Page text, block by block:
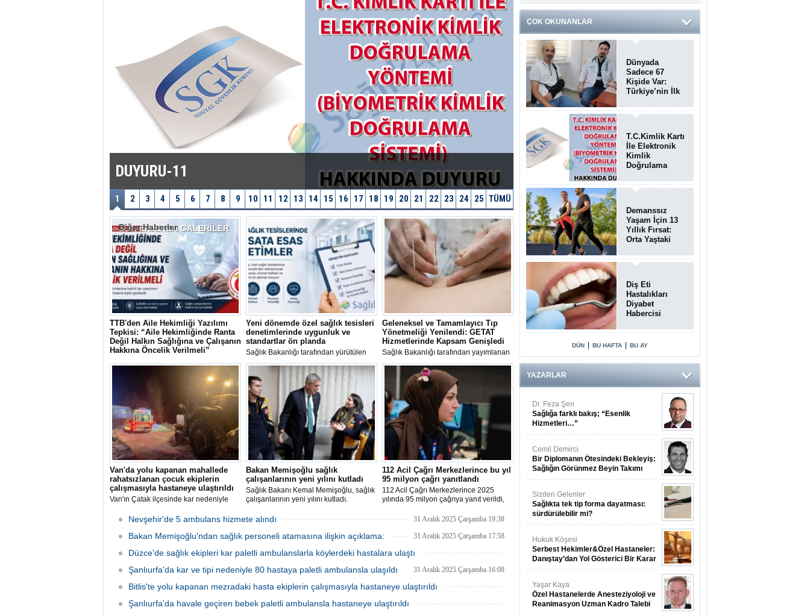
DUYURU-11
1 2 3 4 5 6 7 8 9 10 11 12 13 14 15 16 17 18 19 20 21 22 23 24 25 TÜMÜ
SON EKLENEN GALERİLER
Diğer Haberler
TTB'den Aile Hekimliği Yazılımı
Tepkisi: “Aile Hekimliğinde Ranta
Değil Halkın Sağlığına ve Çalışanın
Hakkına Öncelik Verilmeli”
Türk Tabipleri Birliği (TTB) Aile Hekimliği
Kolu, Sağlık Bakanlığı yöneticilerinin
kurduğu iddia edilen bir yazılım şirketi
üzerinden aile hekimlerine belirli bir
programın zorunlu tutulmasına tepki
gösterdi.
Yeni dönemde özel sağlık tesisleri
denetimlerinde uygunluk ve
standartlar ön planda
Sağlık Bakanlığı tarafından yürütülen
ruhsata esas denetimler, özel sağlık
tesislerinin mevzuata uygunluğunu,
hizmet kalitesini ve hasta güvenliğini
güvence altına almayı hedefliyor.
Geleneksel ve Tamamlayıcı Tıp
Yönetmeliği Yenilendi: GETAT
Hizmetlerinde Kapsam Genişledi
Sağlık Bakanlığı tarafından yayımlanan
yeni Geleneksel ve Tamamlayıcı Tıp
(GETAT) Yönetmeliği ile uygulama
alanları genişletildi, erişim kolaylaştırıldı
ve sağlık kuruluşlarına yeni yetkiler
verildi.
Van'da yolu kapanan mahallede
rahatsızlanan çocuk ekiplerin
çalışmasıyla hastaneye ulaştırıldı
Van'ın Çatak ilçesinde kar nedeniyle
3 yaşındaki çocuk, ekiplerin çalışmaları
sonucu hastaneye ulaştırıldı.
Bakan Memişoğlu sağlık
çalışanlarının yeni yılını kutladı
Sağlık Bakanı Kemal Memişoğlu, sağlık
çalışanlarının yeni yılını kutladı.
112 Acil Çağrı Merkezlerince bu yıl
95 milyon çağrı yanıtlandı
112 Acil Çağrı Merkezlerince 2025
yılında 95 milyon çağrıya yanıt verildi,
sağlandı.
Nevşehir'de 5 ambulans hizmete alındı 31 Aralık 2025 Çarşamba 19:38
Bakan Memişoğlu'ndan sağlık personeli atamasına ilişkin açıklama: 31 Aralık 2025 Çarşamba 17:58
Düzce'de sağlık ekipleri kar paletli ambulanslarla köylerdeki hastalara ulaştı
31 Aralık 2025 Çarşamba 16:33
Şanlıurfa'da kar ve tipi nedeniyle 80 hastaya paletli ambulansla ulaşıldı 31 Aralık 2025 Çarşamba 16:08
Bitlis'te yolu kapanan mezradaki hasta ekiplerin çalışmasıyla hastaneye ulaştırıldı
Şanlıurfa'da havale geçiren bebek paletli ambulansla hastaneye ulaştırıldı
ÇOK OKUNANLAR
Dünyada
Sadece 67
Kişide Var:
Türkiye’nin İlk
Sendromu
Vakası
Teşhis Edildi
T.C.Kimlik Kartı
İle Elektronik
Kimlik
Doğrulama
(Biyometrik
Kimlik
Sistemi)
07.08.2026
Demanssız
Yaşam İçin 13
Yıllık Fırsat:
Orta Yaştaki
Beyin Sağlığını
Belirliyor
Diş Eti
Hastalıkları
Diyabet
Habercisi
Sağlığı Ve
Şeker
Yönlü Bağ
DÜN BU HAFTA BU AY
YAZARLAR
Dr. Feza Şen
Sağlığa farklı bakış; “Esenlik
Hizmetleri…”
Cemil Demirci
Bir Diplomanın Ötesindeki Bekleyiş:
Sağlığın Görünmez Beyin Takımı
Sizden Gelenler
Sağlıkta tek tip forma dayatması:
sürdürülebilir mi?
Hukuk Köşesi
Serbest Hekimler&Özel Hastaneler:
Danıştay’dan Yol Gösterici Bir Karar
Yaşar Kaya
Özel Hastanelerde Anesteziyoloji ve
Reanimasyon Uzman Kadro Talebi